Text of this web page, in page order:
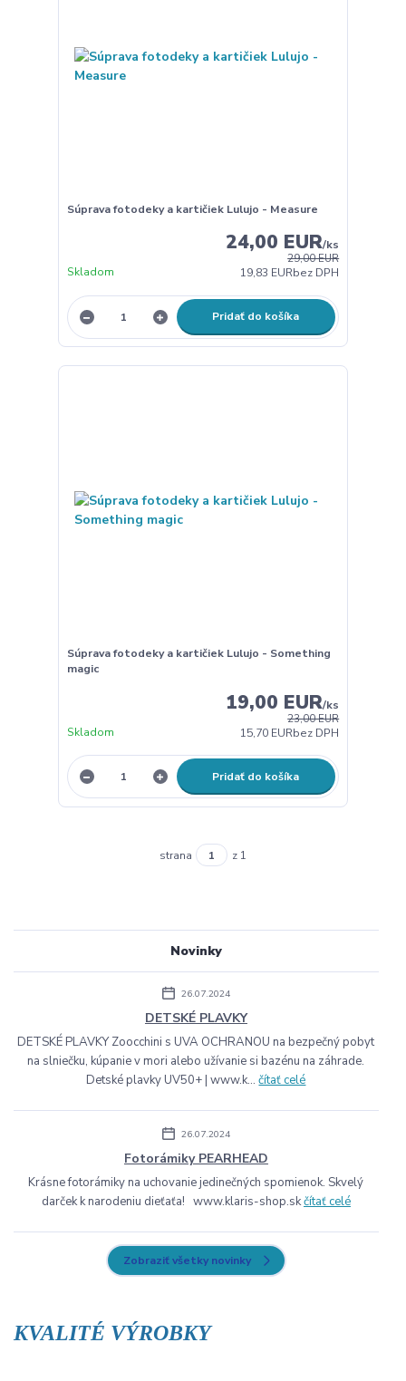
Súprava fotodeky a kartičiek Lulujo - Measure
29,00 EUR
24,00 EUR/ks
19,83 EURbez DPH
Skladom
Pridať do košíka
Súprava fotodeky a kartičiek Lulujo - Something
magic
23,00 EUR
19,00 EUR/ks
15,70 EURbez DPH
Skladom
Pridať do košíka
strana z 1
Novinky
26.07.2024
DETSKÉ PLAVKY
DETSKÉ PLAVKY Zoocchini s UVA OCHRANOU na bezpečný pobyt
na slniečku, kúpanie v mori alebo užívanie si bazénu na záhrade.
Detské plavky UV50+ | www.k...čítať celé
26.07.2024
Fotorámiky PEARHEAD
Krásne fotorámiky na uchovanie jedinečných spomienok. Skvelý
darček k narodeniu dieťaťa! www.klaris-shop.skčítať celé
Zobraziť všetky novinky
KVALITÉ VÝROBKY